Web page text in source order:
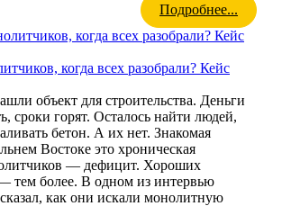
Подробнее...
когда всех разобрали? Кейс
объект для строительства. Деньги
сроки горят. Осталось найти людей,
бетон. А их нет. Знакомая
Востоке это хроническая
— дефицит. Хороших
тем более. В одном из интервью
как они искали монолитную